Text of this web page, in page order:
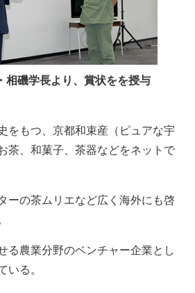
相磯学長より、賞状をを授与
をもつ、京都和束産（ピュアな宇
茶、和菓子、茶器などをネットで
ーの茶ムリエなど広く海外にも啓
る農業分野のベンチャー企業とし
る。